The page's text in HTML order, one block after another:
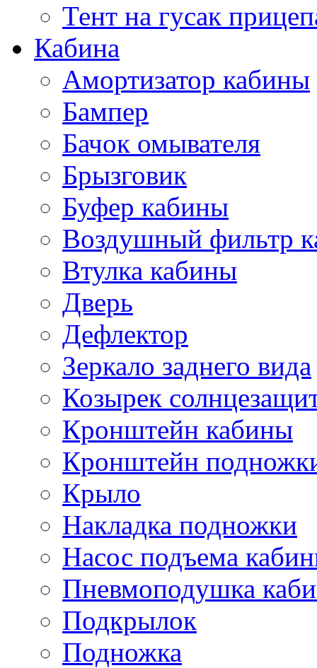
Тент на гусак
Кабина
Амортизатор кабины
Бампер
Бачок омывателя
Брызговик
Буфер кабины
Воздушный фильтр
Втулка кабины
Дверь
Дефлектор
Зеркало заднего вида
Козырек
Кронштейн кабины
Кронштейн
Крыло
Накладка подножки
Насос подъема
Пневмоподушка
Подкрылок
Подножка